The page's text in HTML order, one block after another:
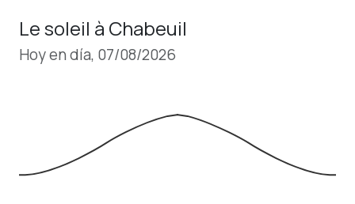
Le soleil à Chabeuil
Hoy en día, 07/08/2026